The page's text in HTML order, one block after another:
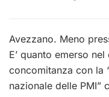
Avezzano. Meno
E’ quanto emerso
concomitanza con la
nazionale delle PMI”